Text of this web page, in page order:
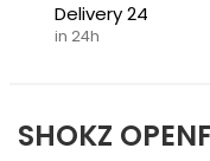
Delivery 24
in 24h
SHOKZ